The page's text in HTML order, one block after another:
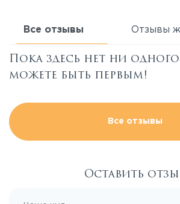
Все отзывы Отзывы
Пока здесь нет ни
можете быть первым!
Все отзывы
Оставить